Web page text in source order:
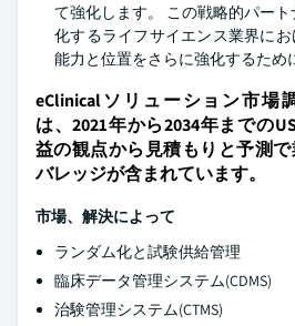
て強化します。 この戦略的パー
化するライフサイエンス業界にお
能力と位置をさらに強化するため
eClinicalソリューション市場
は、2021年から2034年までの
益の観点から見積もりと予測
バレッジが含まれています。
市場、解決によって
ランダム化と試験供給管理
臨床データ管理システム(CDMS)
治験管理システム(CTMS)